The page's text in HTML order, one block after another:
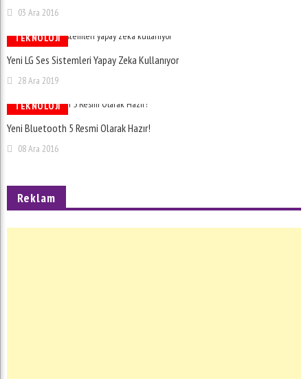
03 Ara 2016
TEKNOLOJI
Yeni LG Ses Sistemleri Yapay Zeka Kullanıyor
28 Ara 2019
TEKNOLOJI
Yeni Bluetooth 5 Resmi Olarak Hazır!
08 Ara 2016
Reklam